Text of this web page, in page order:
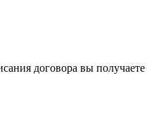
договора вы